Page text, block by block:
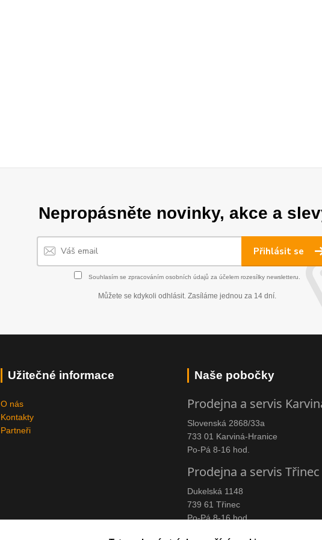
Nepropásněte novinky, akce a
Přihlásit se
Souhlasím se zpracováním osobních údajů za účelem rozesílky newsletteru.
Můžete se kdykoli odhlásit. Zasíláme jednou za 14 dní.
Užitečné informace
O nás
Kontakty
Partneři
Naše pobočky
Prodejna a servis
Slovenská 2868/33a
733 01 Karviná-Hranice
Po-Pá 8-16 hod.
Prodejna a servis Třinec
Dukelská 1148
739 61 Třinec
Po-Pá 8-16 hod.